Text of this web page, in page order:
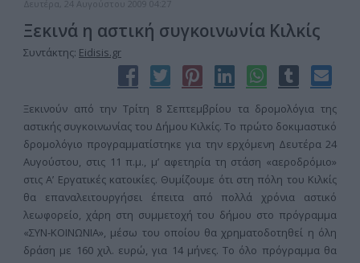
Δευτέρα, 24 Αυγούστου 2009 04:27
Ξεκινά η αστική συγκοινωνία Κιλκίς
Συντάκτης: Eidisis.gr
Ξεκινούν από την Τρίτη 8 Σεπτεμβρίου τα δρομολόγια της
αστικής συγκοινωνίας του Δήμου Κιλκίς. Το πρώτο δοκιμαστικό
δρομολόγιο προγραμματίστηκε για την ερχόμενη Δευτέρα 24
Αυγούστου, στις 11 π.μ., μ’ αφετηρία τη στάση «αεροδρόμιο»
στις Α’ Εργατικές κατοικίες. Θυμίζουμε ότι στη πόλη του Κιλκίς
θα επαναλειτουργήσει έπειτα από πολλά χρόνια αστικό
λεωφορείο, χάρη στη συμμετοχή του δήμου στο πρόγραμμα
«ΣΥΝ-ΚΟΙΝΩΝΙΑ», μέσω του οποίου θα χρηματοδοτηθεί η όλη
δράση με 160 χιλ. ευρώ, για 14 μήνες. Το όλο πρόγραμμα θα